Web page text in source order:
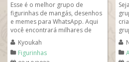
Esse é o melhor grupo de
figurinhas de mangás, desenhos
e memes para WhatsApp. Aqui
você encontrará milhares de
figurinhas para compartilhar no
WhatsApp com...
Kyoukah
Figurinhas